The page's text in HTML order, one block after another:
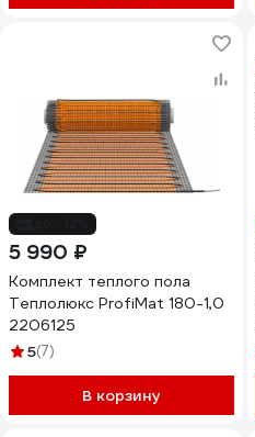
5 990 ₽
Комплект теплого пола
Теплолюкс ProfiMat 180-1,0
2206125
5(7)
В корзину